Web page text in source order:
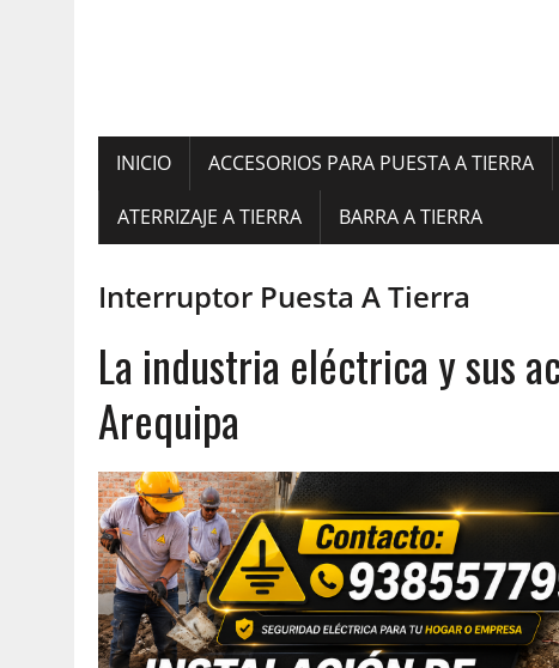
INICIO ACCESORIOS PARA PUESTA A TIERRA
ATERRIZAJE A TIERRA BARRA A TIERRA
Interruptor Puesta A Tierra
La industria eléctrica y sus
Arequipa